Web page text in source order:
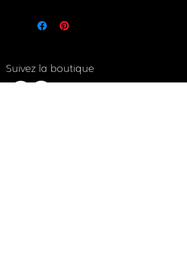
Suivez la boutique